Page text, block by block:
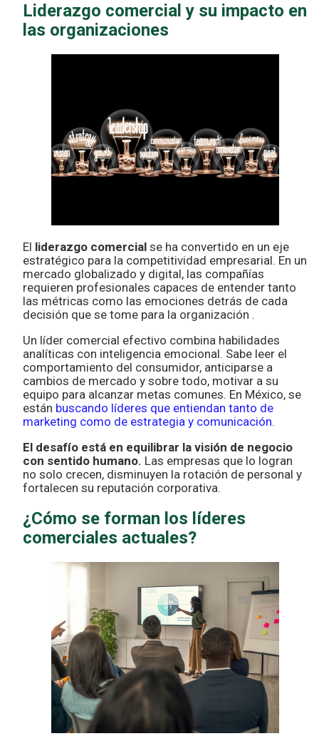
Liderazgo comercial y su impacto en
las organizaciones
El liderazgo comercial se ha convertido en un eje
estratégico para la competitividad empresarial. En un
mercado globalizado y digital, las compañías
requieren profesionales capaces de entender tanto
las métricas como las emociones detrás de cada
decisión que se tome para la organización .
Un líder comercial efectivo combina habilidades
analíticas con inteligencia emocional. Sabe leer el
comportamiento del consumidor, anticiparse a
cambios de mercado y sobre todo, motivar a su
equipo para alcanzar metas comunes. En México, se
están buscando líderes que entiendan tanto de
marketing como de estrategia y comunicación.
El desafío está en equilibrar la visión de negocio
con sentido humano. Las empresas que lo logran
no solo crecen, disminuyen la rotación de personal y
fortalecen su reputación corporativa.
¿Cómo se forman los líderes
comerciales actuales?